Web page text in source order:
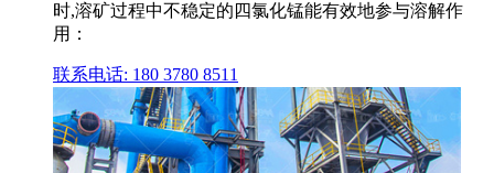
时,溶矿过程中不稳定的四氯化锰能有效地参与溶解作
用：
联系电话: 180 3780 8511